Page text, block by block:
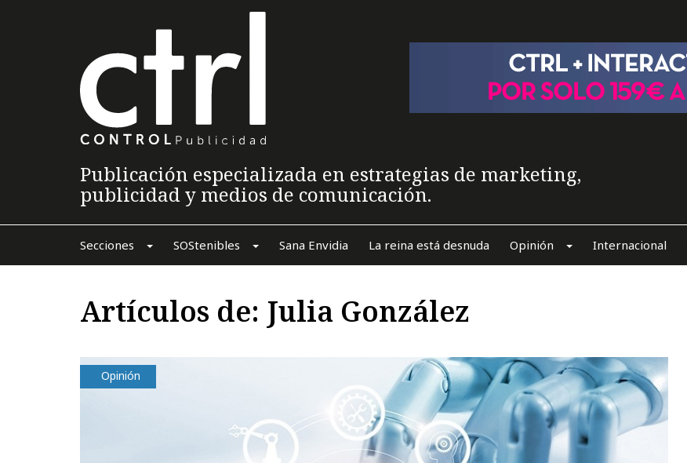
Publicación especializada en estrategias de marketing,
publicidad y medios de comunicación.
Secciones SOStenibles Sana Envidia La reina está desnuda Opinión Internacional
Artículos de: Julia González
Opinión